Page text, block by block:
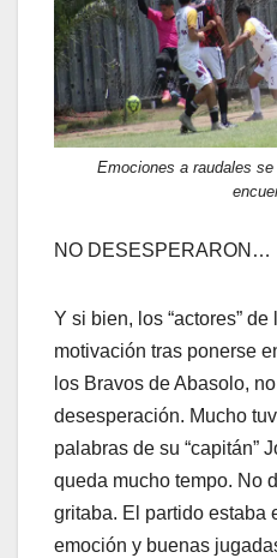
Emociones a raudales
NO DESESPERARON…
Y si bien, los “actores”
motivación tras ponerse
los Bravos de Abasolo,
desesperación. Mucho
palabras de su “capitán”
queda mucho tempo. No
gritaba. El partido estaba
emoción y buenas